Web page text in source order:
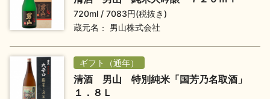
歳時記 地酒蔵元会検定
720ml
7083円(税抜き)
蔵元名
男山株式会社
ギフト（通年）
清酒 男山 特別純米「国芳乃名取酒」
１．８Ｌ